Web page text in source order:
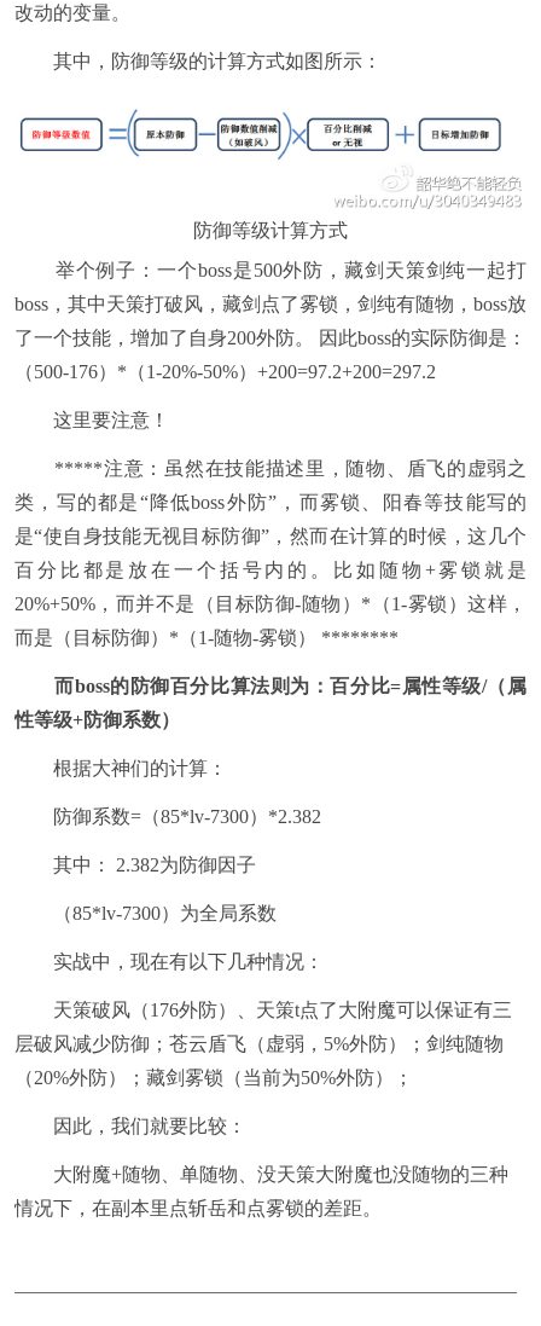
改动的变量。
其中，防御等级的计算方式如图所示：
防御等级计算方式
举个例子：一个boss是500外防，藏剑天策剑纯一起打
boss，其中天策打破风，藏剑点了雾锁，剑纯有随物，boss放
了一个技能，增加了自身200外防。 因此boss的实际防御是：
（500-176）*（1-20%-50%）+200=97.2+200=297.2
这里要注意！
*****注意：虽然在技能描述里，随物、盾飞的虚弱之
类，写的都是“降低boss外防”，而雾锁、阳春等技能写的
是“使自身技能无视目标防御”，然而在计算的时候，这几个
百分比都是放在一个括号内的。比如随物+雾锁就是
20%+50%，而并不是（目标防御-随物）*（1-雾锁）这样，
而是（目标防御）*（1-随物-雾锁） ********
而boss的防御百分比算法则为：百分比=属性等级/（属
性等级+防御系数）
根据大神们的计算：
防御系数=（85*lv-7300）*2.382
其中： 2.382为防御因子
（85*lv-7300）为全局系数
实战中，现在有以下几种情况：
天策破风（176外防）、天策t点了大附魔可以保证有三
层破风减少防御；苍云盾飞（虚弱，5%外防）；剑纯随物
（20%外防）；藏剑雾锁（当前为50%外防）；
因此，我们就要比较：
大附魔+随物、单随物、没天策大附魔也没随物的三种
情况下，在副本里点斩岳和点雾锁的差距。
——————————————————————————